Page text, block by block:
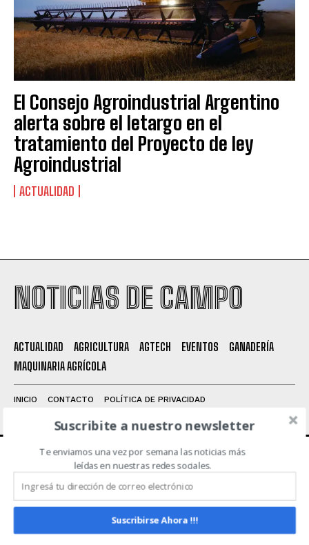
QUIERO SUSCRIBIRME
El Consejo Agroindustrial Argentino
alerta sobre el letargo en el
tratamiento del Proyecto de ley
Agroindustrial
ACTUALIDAD
NOTICIAS DE CAMPO
ACTUALIDAD AGRICULTURA AGTECH EVENTOS
GANADERÍA
MAQUINARIA AGRÍCOLA
INICIO CONTACTO
POLÍTICA DE PRIVACIDAD
ACERCA DE NOSOTROS
Noticias de Campo es un medio independiente
focalizado en Redes Sociales que intenta aglutinar
todas las noticias del sector en un sólo lugar.
Suscribite a nuestro newsletter
Te enviamos una vez por semana las noticias más
leídas en nuestras redes sociales.
Suscribirse Ahora !!!